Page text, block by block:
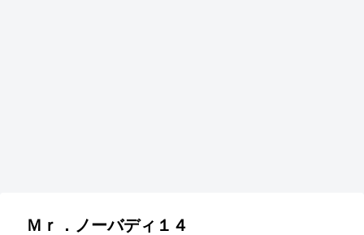
Ｍｒ．ノーバディ１４